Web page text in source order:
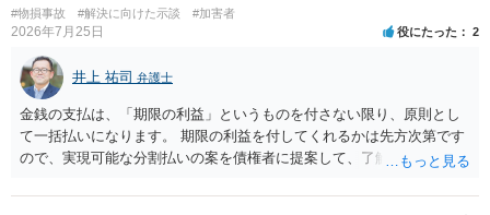
#物損事故 #解決に向けた示談 #加害者
2026年7月25日 役にたった 2
井上 祐司 弁護士
金銭の支払は、「期限の利益」というものを付さない限り、原則とし
て一括払いになります。 期限の利益を付してくれるかは先方次第です
ので、実現可能な分割払いの案を債権者に提案して、了解してもらえ